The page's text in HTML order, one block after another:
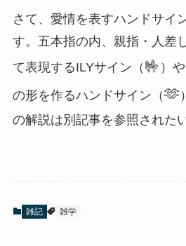
さて、愛情を表すハンドサイ
す。五本指の内、親指・人差
て表現するILYサイン（ 🤟 ）
の形を作るハンドサイン（🫶
の解説は別記事を参照されたい
雑記 雑学